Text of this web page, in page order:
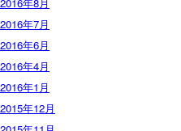
2016年7月
2016年6月
2016年4月
2016年1月
2015年12月